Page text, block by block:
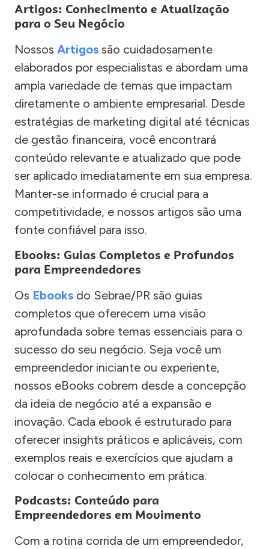
Artigos: Conhecimento e Atualização
para o Seu Negócio
Nossos Artigos são cuidadosamente
elaborados por especialistas e abordam uma
ampla variedade de temas que impactam
diretamente o ambiente empresarial. Desde
estratégias de marketing digital até técnicas
de gestão financeira, você encontrará
conteúdo relevante e atualizado que pode
ser aplicado imediatamente em sua empresa.
Manter-se informado é crucial para a
competitividade, e nossos artigos são uma
fonte confiável para isso.
Ebooks: Guias Completos e Profundos
para Empreendedores
Os Ebooks do Sebrae/PR são guias
completos que oferecem uma visão
aprofundada sobre temas essenciais para o
sucesso do seu negócio. Seja você um
empreendedor iniciante ou experiente,
nossos eBooks cobrem desde a concepção
da ideia de negócio até a expansão e
inovação. Cada ebook é estruturado para
oferecer insights práticos e aplicáveis, com
exemplos reais e exercícios que ajudam a
colocar o conhecimento em prática.
Podcasts: Conteúdo para
Empreendedores em Movimento
Com a rotina corrida de um empreendedor,